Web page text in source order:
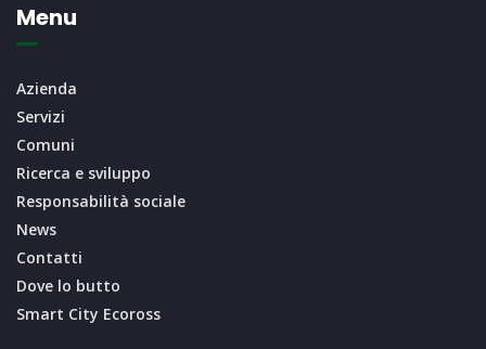
Menu
Azienda
Servizi
Comuni
Ricerca e sviluppo
Responsabilità sociale
News
Contatti
Dove lo butto
Smart City Ecoross